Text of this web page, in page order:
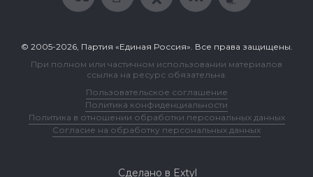
© 2005-2026, Партия «Единая Россия». Все права защищены.
При полном или частичном использовании материалов
ссылка на ресурс обязательна.
Пользовательское соглашение
Политика конфиденциальности
Политика в отношении обработки персональных данных
Согласие на обработку персональных данных
Сделано в Extyl